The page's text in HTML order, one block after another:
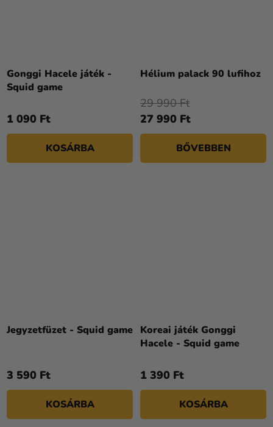
Gonggi Hacele játék -
Squid game
1 090 Ft
KOSÁRBA
Hélium palack 90 lufihoz
27 990 Ft
29 990 Ft
BŐVEBBEN
Jegyzetfüzet - Squid game
3 590 Ft
KOSÁRBA
Koreai játék Gonggi
Hacele - Squid game
1 390 Ft
KOSÁRBA